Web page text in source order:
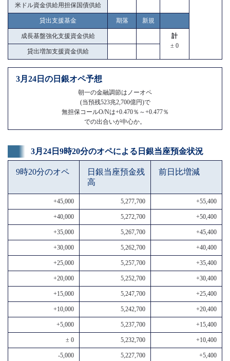
米ドル資金供給用担保国債供給
貸出支援基金 期落 新規
成長基盤強化支援資金供給
計
± 0
貸出増加支援資金供給
3月24日の日銀オペ予想
朝一の金融調節はノーオペ
(当預残523兆2,700億円)で
無担保コールO/Nは+0.470％～+0.477％
での出合いが中心か。
3月24日9時20分のオペによる日銀当座預金状況
9時20分のオペ
日銀当座預金残
高
前日比増減
+45,000 5,277,700 +55,400
+40,000 5,272,700 +50,400
+35,000 5,267,700 +45,400
+30,000 5,262,700 +40,400
+25,000 5,257,700 +35,400
+20,000 5,252,700 +30,400
+15,000 5,247,700 +25,400
+10,000 5,242,700 +20,400
+5,000 5,237,700 +15,400
± 0 5,232,700 +10,400
-5,000 5,227,700 +5,400